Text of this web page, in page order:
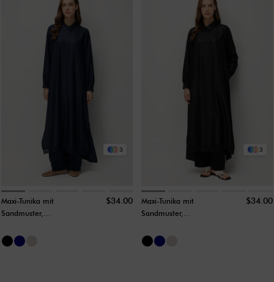
3
Maxi-Tunika mit
Sandmuster,
Aller-Rückendetails –
$34.00
3
Maxi-Tunika mit
Sandmuster,
und Aller-
$34.00